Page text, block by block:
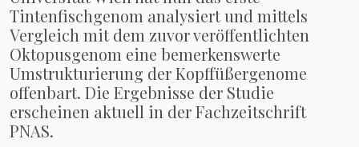
Tintenfischgenom analysiert und mittels
Vergleich mit dem zuvor veröffentlichten
Oktopusgenom eine bemerkenswerte
Umstrukturierung der Kopffüßergenome
offenbart. Die Ergebnisse der Studie
erscheinen aktuell in der Fachzeitschrift
PNAS.